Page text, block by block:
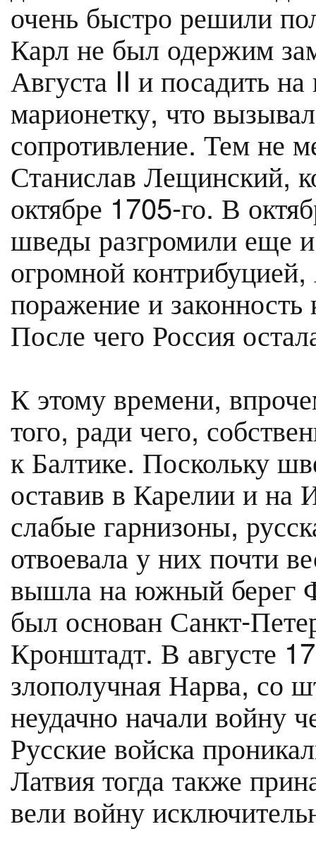
очень быстро решили
Карл не был одержим
Августа II и посадить
марионетку, что
сопротивление. Тем не
Станислав Лещинский,
октябре 1705-го. В
шведы разгромили еще
огромной
поражение и
После чего Россия
К этому времени,
того, ради чего,
к Балтике. Поскольку
оставив в Карелии и на
слабые гарнизоны,
отвоевала у них почти
вышла на южный берег
был основан Санкт-
Кронштадт. В августе
злополучная Нарва, со
неудачно начали войну
Русские войска
Латвия тогда также
вели войну